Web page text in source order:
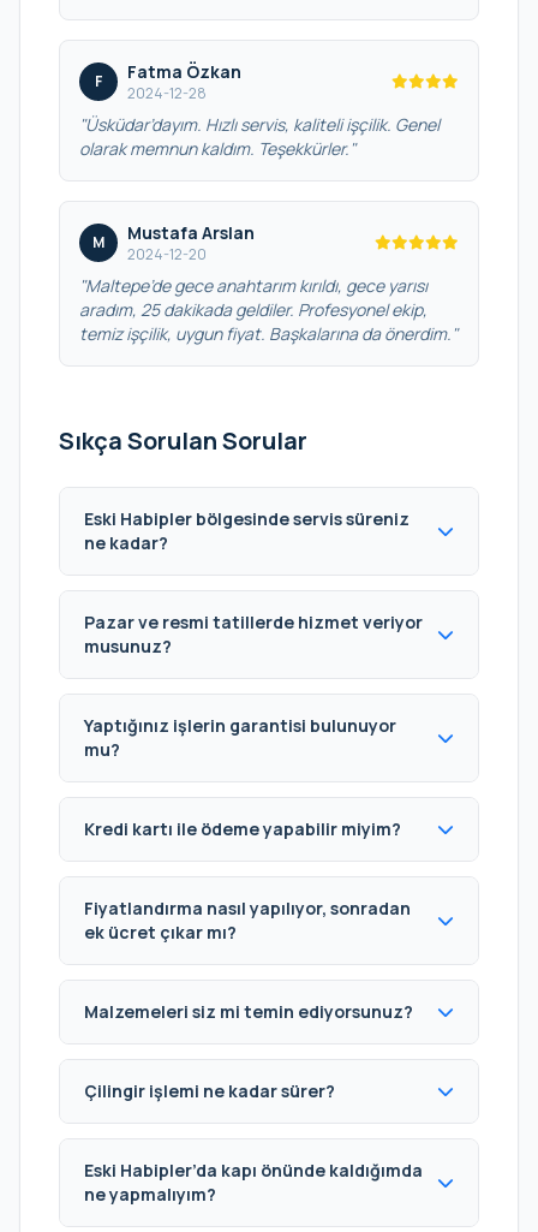
F Fatma Özkan
2024-12-28
"Üsküdar’dayım. Hızlı servis, kaliteli işçilik. Genel
olarak memnun kaldım. Teşekkürler."
M Mustafa Arslan
2024-12-20
"Maltepe’de gece anahtarım kırıldı, gece yarısı
aradım, 25 dakikada geldiler. Profesyonel ekip,
temiz işçilik, uygun fiyat. Başkalarına da önerdim."
Sıkça Sorulan Sorular
Eski Habipler bölgesinde servis süreniz
ne kadar?
Pazar ve resmi tatillerde hizmet veriyor
musunuz?
Yaptığınız işlerin garantisi bulunuyor
mu?
Kredi kartı ile ödeme yapabilir miyim?
Fiyatlandırma nasıl yapılıyor, sonradan
ek ücret çıkar mı?
Malzemeleri siz mi temin ediyorsunuz?
Çilingir işlemi ne kadar sürer?
Eski Habipler’da kapı önünde kaldığımda
ne yapmalıyım?